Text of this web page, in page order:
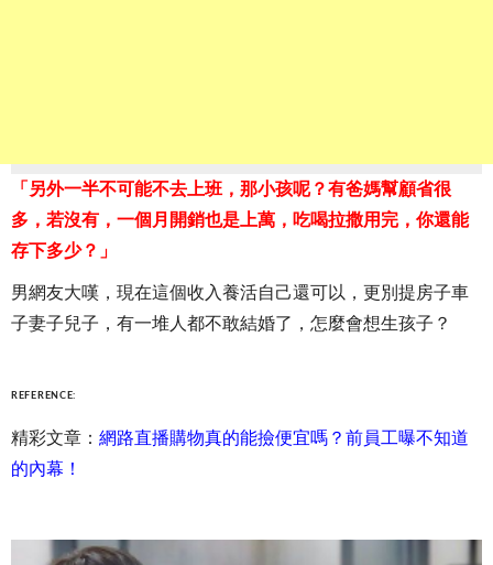
「另外一半不可能不去上班，那小孩呢？有爸媽幫顧省很
多，若沒有，一個月開銷也是上萬，吃喝拉撒用完，你還能
存下多少？」
男網友大嘆，現在這個收入養活自己還可以，更別提房子車
子妻子兒子，有一堆人都不敢結婚了，怎麼會想生孩子？
REFERENCE:
精彩文章： 網路直播購物真的能撿便宜嗎？前員工曝不知道
的內幕！